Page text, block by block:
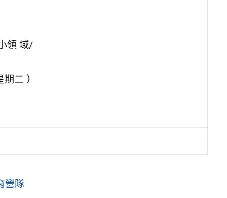
領 域/
二 ）
營隊